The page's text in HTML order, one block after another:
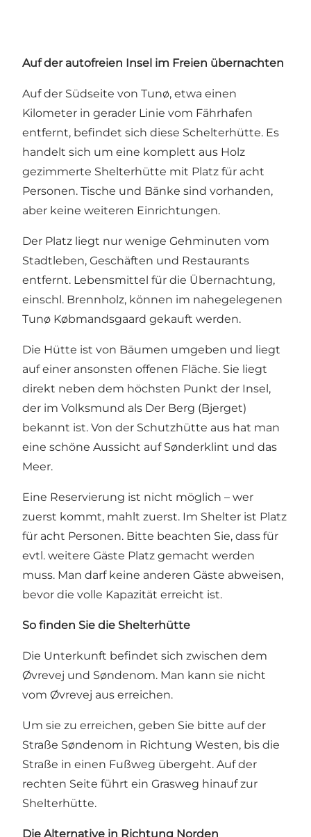
Auf der autofreien Insel im Freien übernachten
Auf der Südseite von Tunø, etwa einen
Kilometer in gerader Linie vom Fährhafen
entfernt, befindet sich diese Schelterhütte. Es
handelt sich um eine komplett aus Holz
gezimmerte Shelterhütte mit Platz für acht
Personen. Tische und Bänke sind vorhanden,
aber keine weiteren Einrichtungen.
Der Platz liegt nur wenige Gehminuten vom
Stadtleben, Geschäften und Restaurants
entfernt. Lebensmittel für die Übernachtung,
einschl. Brennholz, können im nahegelegenen
Tunø Købmandsgaard gekauft werden.
Die Hütte ist von Bäumen umgeben und liegt
auf einer ansonsten offenen Fläche. Sie liegt
direkt neben dem höchsten Punkt der Insel,
der im Volksmund als Der Berg (Bjerget)
bekannt ist. Von der Schutzhütte aus hat man
eine schöne Aussicht auf Sønderklint und das
Meer.
Eine Reservierung ist nicht möglich – wer
zuerst kommt, mahlt zuerst. Im Shelter ist Platz
für acht Personen. Bitte beachten Sie, dass für
evtl. weitere Gäste Platz gemacht werden
muss. Man darf keine anderen Gäste abweisen,
bevor die volle Kapazität erreicht ist.
So finden Sie die Shelterhütte
Die Unterkunft befindet sich zwischen dem
Øvrevej und Søndenom. Man kann sie nicht
vom Øvrevej aus erreichen.
Um sie zu erreichen, geben Sie bitte auf der
Straße Søndenom in Richtung Westen, bis die
Straße in einen Fußweg übergeht. Auf der
rechten Seite führt ein Grasweg hinauf zur
Shelterhütte.
Die Alternative in Richtung Norden